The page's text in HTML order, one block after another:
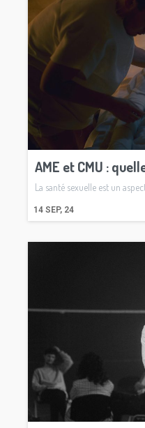
AME et CMU :
14 SEP, 24
La santé sexuelle est un